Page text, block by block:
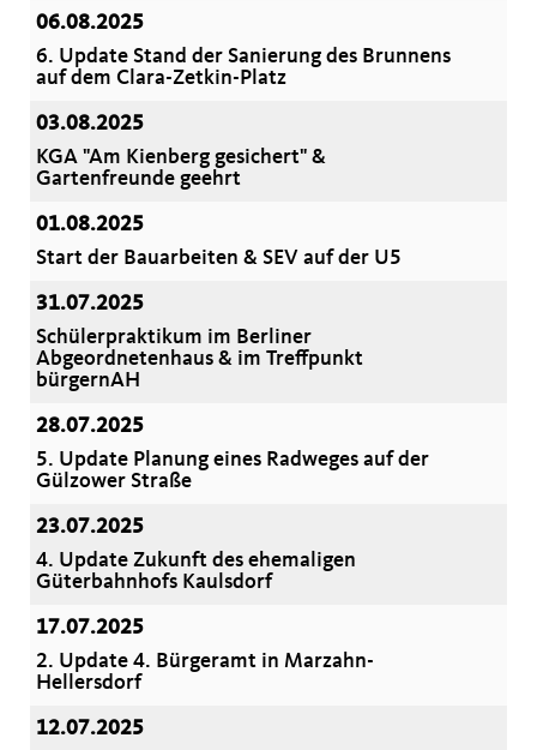
06.08.2025
6. Update Stand der Sanierung des Brunnens
auf dem Clara-Zetkin-Platz
03.08.2025
KGA "Am Kienberg gesichert" &
Gartenfreunde geehrt
01.08.2025
Start der Bauarbeiten & SEV auf der U5
31.07.2025
Schülerpraktikum im Berliner
Abgeordnetenhaus & im Treffpunkt
bürgernAH
28.07.2025
5. Update Planung eines Radweges auf der
Gülzower Straße
23.07.2025
4. Update Zukunft des ehemaligen
Güterbahnhofs Kaulsdorf
17.07.2025
2. Update 4. Bürgeramt in Marzahn-
Hellersdorf
12.07.2025